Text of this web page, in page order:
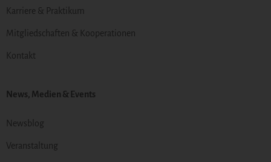
Karriere & Praktikum
Mitgliedschaften & Kooperationen
Kontakt
News, Medien & Events
Newsblog
Veranstaltung